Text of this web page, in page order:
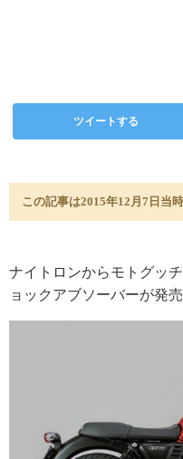
ツイートする
この記事は2015年12月7日当
ナイトロンからモトグッ
ョックアブソーバーが発売